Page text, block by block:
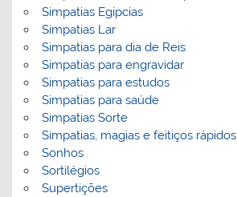
Simpatias Egipcias
Simpatias Lar
Simpatias para dia de Reis
Simpatias para engravidar
Simpatias para estudos
Simpatias para saúde
Simpatias Sorte
Simpatias, magias e feitiços rápidos
Sonhos
Sortilégios
Supertições